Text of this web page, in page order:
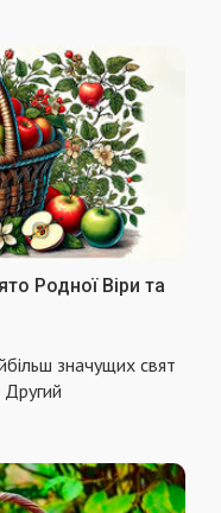
Родної Віри та
значущих свят